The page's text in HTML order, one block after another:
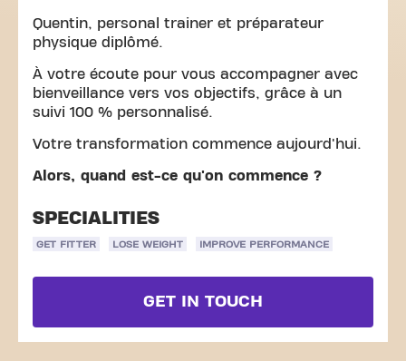
Quentin, personal trainer et préparateur
physique diplômé.
À votre écoute pour vous accompagner avec
bienveillance vers vos objectifs, grâce à un
suivi 100 % personnalisé.
Votre transformation commence aujourd'hui.
Alors, quand est-ce qu'on commence ?
SPECIALITIES
GET FITTER LOSE WEIGHT IMPROVE PERFORMANCE
GET IN TOUCH